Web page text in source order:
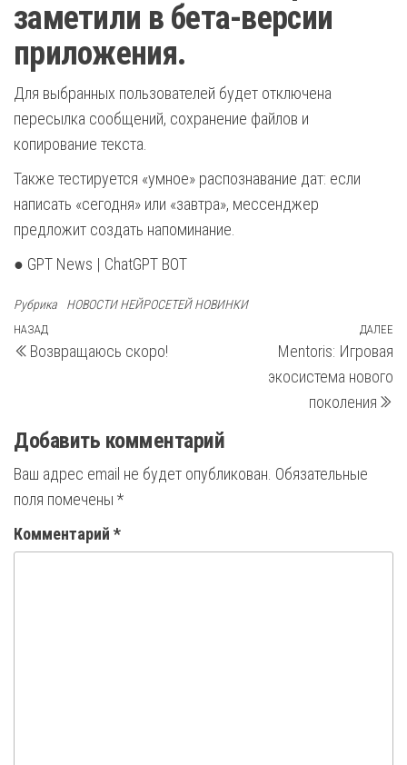
заметили в бета-версии
приложения.
Для выбранных пользователей будет отключена
пересылка сообщений, сохранение файлов и
копирование текста.
Также тестируется «умное» распознавание дат: если
написать «сегодня» или «завтра», мессенджер
предложит создать напоминание.
● GPT News | ChatGPT BOT
Рубрика НОВОСТИ НЕЙРОСЕТЕЙ НОВИНКИ
Навигация
по
Предыдущая
запись
НАЗАД
Возвращаюсь скоро!
ДАЛЕЕ
Mentoris: Игровая
экосистема нового
поколения
Добавить комментарий
Ваш адрес email не будет опубликован. Обязательные
поля помечены *
Комментарий *